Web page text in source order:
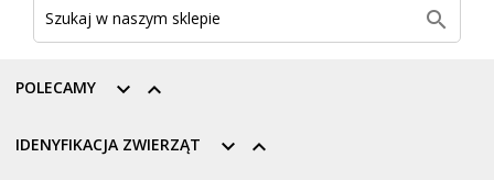

 
POLECAMY
 
IDENYFIKACJA ZWIERZĄT